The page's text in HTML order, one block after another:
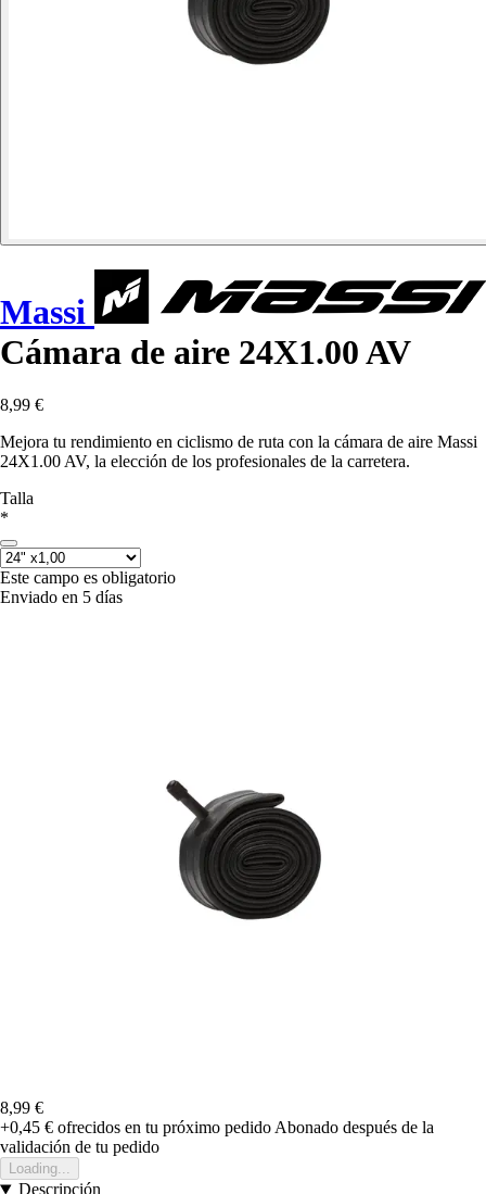
Massi
Cámara de aire 24X1.00 AV
8,99 €
Mejora tu rendimiento en ciclismo de ruta con la cámara de aire Massi
24X1.00 AV, la elección de los profesionales de la carretera.
Talla
*
Este campo es obligatorio
Enviado en 5 días
8,99 €
+0,45 € ofrecidos en tu próximo pedido Abonado después de la
validación de tu pedido
Loading...
Descripción